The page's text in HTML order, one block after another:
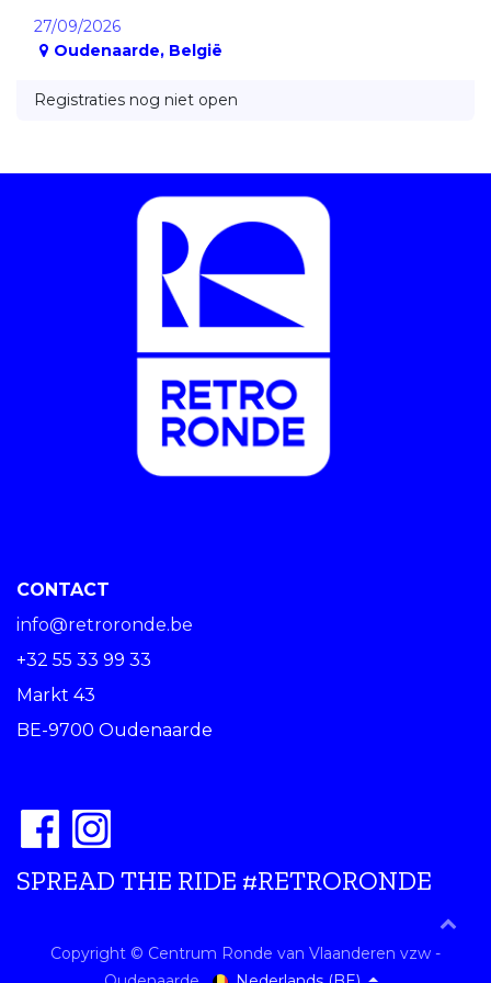
27/09/2026
Oudenaarde, België
Registraties nog niet open
CONTACT
info@retroronde.be
+32 55 33 99 33
Markt 43
BE-9700 Oudenaarde
SPREAD THE RIDE #RETRORONDE
Copyright © Centrum Ronde van Vlaanderen vzw -